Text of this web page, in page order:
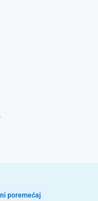
poremećaj